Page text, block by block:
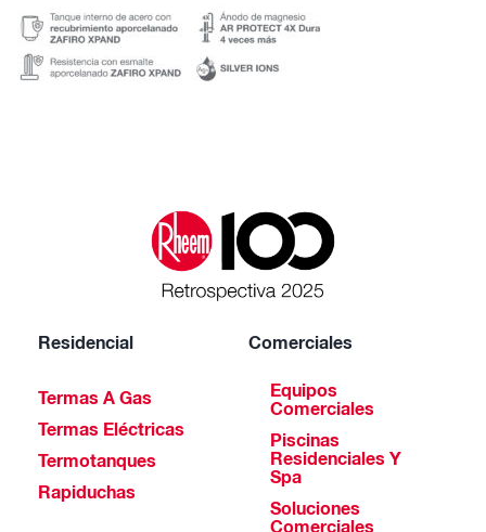
Residencial
Termas A Gas
Termas Eléctricas
Termotanques
Rapiduchas
Comerciales
Equipos
Comerciales
Piscinas
Residenciales Y
Spa
Soluciones